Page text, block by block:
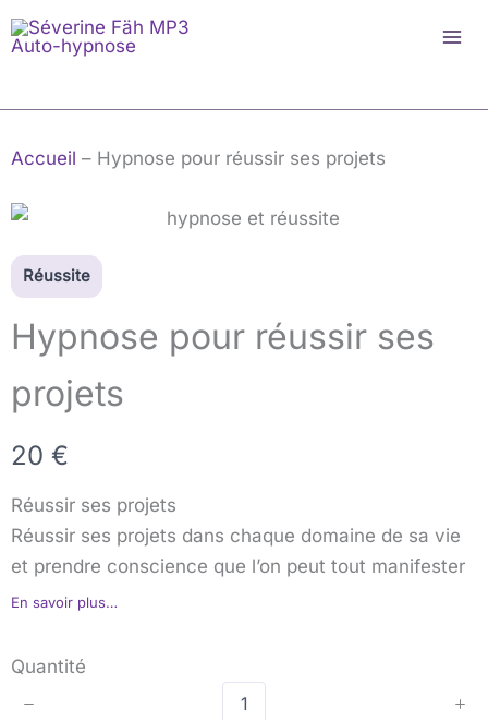
Aller
au
Accueil – Hypnose pour réussir ses projets
Réussite
Hypnose pour réussir ses
projets
M
a
i
n
t
e
20 €
Réussir ses projets
Réussir ses projets dans chaque domaine de sa vie
et prendre conscience que l’on peut tout manifester
En savoir plus…
Quantité